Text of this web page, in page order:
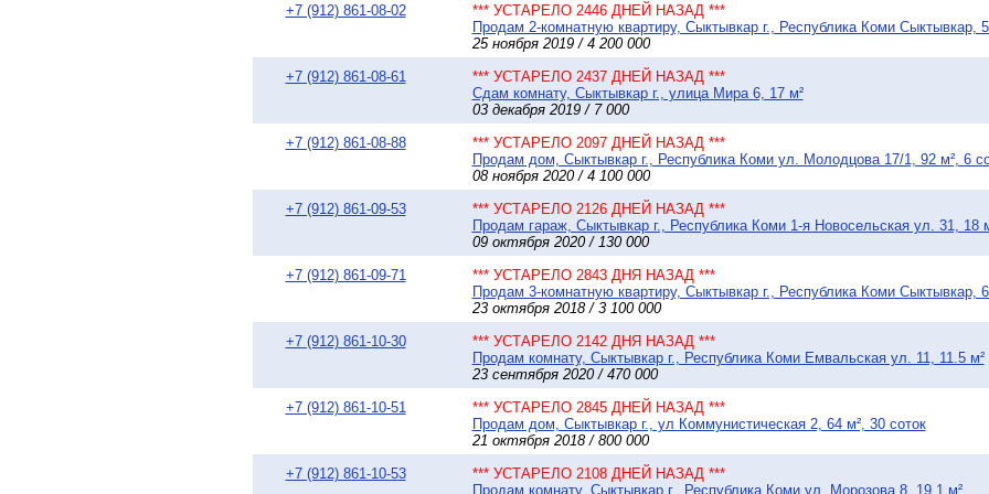
+7 (912) 861-08-02
*** УСТАРЕЛО 2446 ДНЕЙ НАЗАД ***
Продам 2-комнатную квартиру, Сыктывкар г., Республика Коми Сыктывкар,
25 ноября 2019 / 4 200 000
+7 (912) 861-08-61
*** УСТАРЕЛО 2437 ДНЕЙ НАЗАД ***
Сдам комнату, Сыктывкар г., улица Мира 6, 17 м²
03 декабря 2019 / 7 000
+7 (912) 861-08-88
*** УСТАРЕЛО 2097 ДНЕЙ НАЗАД ***
Продам дом, Сыктывкар г., Республика Коми ул. Молодцова 17/1, 92 м², 6
08 ноября 2020 / 4 100 000
+7 (912) 861-09-53
*** УСТАРЕЛО 2126 ДНЕЙ НАЗАД ***
Продам гараж, Сыктывкар г., Республика Коми 1-я Новосельская ул. 31, 18
09 октября 2020 / 130 000
+7 (912) 861-09-71
*** УСТАРЕЛО 2843 ДНЯ НАЗАД ***
Продам 3-комнатную квартиру, Сыктывкар г., Республика Коми Сыктывкар,
23 октября 2018 / 3 100 000
+7 (912) 861-10-30
*** УСТАРЕЛО 2142 ДНЯ НАЗАД ***
Продам комнату, Сыктывкар г., Республика Коми Емвальская ул. 11, 11.5 м²
23 сентября 2020 / 470 000
+7 (912) 861-10-51
*** УСТАРЕЛО 2845 ДНЕЙ НАЗАД ***
Продам дом, Сыктывкар г., ул Коммунистическая 2, 64 м², 30 соток
21 октября 2018 / 800 000
+7 (912) 861-10-53
*** УСТАРЕЛО 2108 ДНЕЙ НАЗАД ***
Продам комнату, Сыктывкар г., Республика Коми ул. Морозова 8, 19.1 м²